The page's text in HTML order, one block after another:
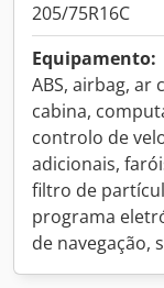
205/75R16C
Equipamento:
ABS, airbag, ar
cabina,
controlo de
adicionais,
filtro de
programa
de navegação,